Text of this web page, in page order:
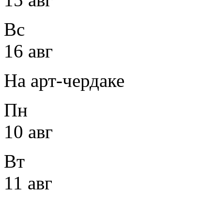
Вс
16 авг
На арт-чердаке
Пн
10 авг
Вт
11 авг